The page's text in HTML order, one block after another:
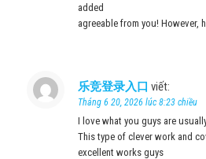
added
agreeable from you! However,
乐竞登录入口 viết:
Tháng 6 20, 2026 lúc 8:23 chiều
I love what you guys are
This type of clever work and
excellent works guys